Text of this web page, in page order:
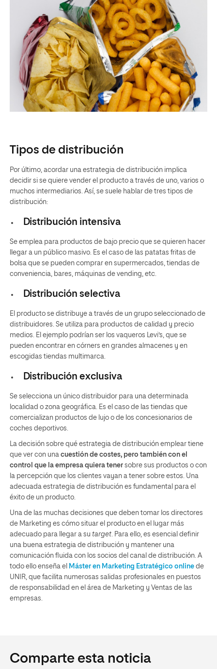
Tipos de distribución
Por último, acordar una estrategia de distribución implica
decidir si se quiere vender el producto a través de uno, varios o
muchos intermediarios. Así, se suele hablar de tres tipos de
distribución:
Distribución intensiva
Se emplea para productos de bajo precio que se quieren hacer
llegar a un público masivo. Es el caso de las patatas fritas de
bolsa que se pueden comprar en supermercados, tiendas de
conveniencia, bares, máquinas de vending, etc.
Distribución selectiva
El producto se distribuye a través de un grupo seleccionado de
distribuidores. Se utiliza para productos de calidad y precio
medios. El ejemplo podrían ser los vaqueros Levi’s, que se
pueden encontrar en córners en grandes almacenes y en
escogidas tiendas multimarca.
Distribución exclusiva
Se selecciona un único distribuidor para una determinada
localidad o zona geográfica. Es el caso de las tiendas que
comercializan productos de lujo o de los concesionarios de
coches deportivos.
La decisión sobre qué estrategia de distribución emplear tiene
que ver con una cuestión de costes, pero también con el
control que la empresa quiera tener sobre sus productos o con
la percepción que los clientes vayan a tener sobre estos. Una
adecuada estrategia de distribución es fundamental para el
éxito de un producto.
Una de las muchas decisiones que deben tomar los directores
de Marketing es cómo situar el producto en el lugar más
adecuado para llegar a su target . Para ello, es esencial definir
una buena estrategia de distribución y mantener una
comunicación fluida con los socios del canal de distribución. A
todo ello enseña el Máster en Marketing Estratégico online de
UNIR, que facilita numerosas salidas profesionales en puestos
de responsabilidad en el área de Marketing y Ventas de las
empresas.
Comparte esta noticia